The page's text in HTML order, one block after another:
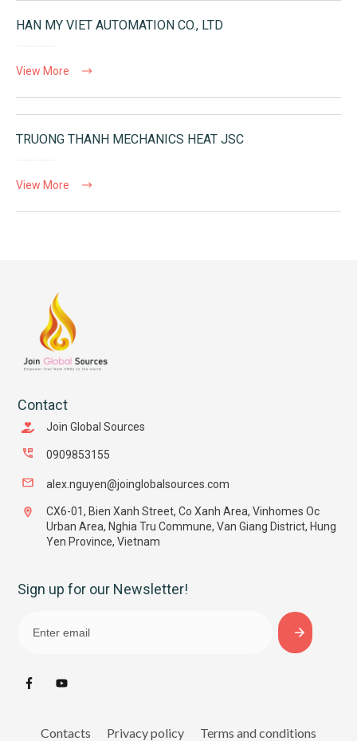
HAN MY VIET AUTOMATION CO., LTD
View More
TRUONG THANH MECHANICS HEAT JSC
View More
Contact
Join Global Sources
0909853155
alex.nguyen@joinglobalsources.com
CX6-01, Bien Xanh Street, Co Xanh Area, Vinhomes Oc
Urban Area, Nghia Tru Commune, Van Giang District, Hung
Yen Province, Vietnam
Sign up for our Newsletter!
Contacts Privacy policy Terms and conditions